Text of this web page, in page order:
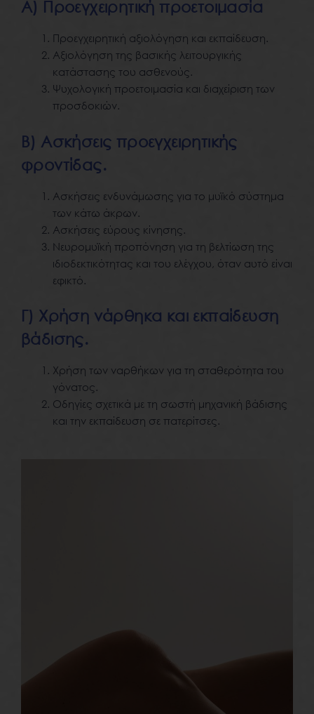
Α) Προεγχειρητική προετοιμασία
Προεγχειρητική αξιολόγηση και εκπαίδευση.
Αξιολόγηση της βασικής λειτουργικής
κατάστασης του ασθενούς.
Ψυχολογική προετοιμασία και διαχείριση των
προσδοκιών.
B) Ασκήσεις προεγχειρητικής
φροντίδας.
Ασκήσεις ενδυνάμωσης για το μυϊκό σύστημα
των κάτω άκρων.
Ασκήσεις εύρους κίνησης.
Νευρομυϊκή προπόνηση για τη βελτίωση της
ιδιοδεκτικότητας και του ελέγχου, όταν αυτό είναι
εφικτό.
Γ) Χρήση νάρθηκα και εκπαίδευση
βάδισης.
Χρήση των ναρθήκων για τη σταθερότητα του
γόνατος.
Οδηγίες σχετικά με τη σωστή μηχανική βάδισης
και την εκπαίδευση σε πατερίτσες.